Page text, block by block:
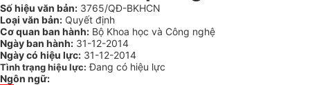
Số hiệu văn bản: 3765/QĐ-BKHCN
Loại văn bản: Quyết định
Cơ quan ban hành: Bộ Khoa học và Công nghệ
Ngày ban hành: 31-12-2014
Ngày có hiệu lực: 31-12-2014
Tình trạng hiệu lực: Đang có hiệu lực
Ngôn ngữ: